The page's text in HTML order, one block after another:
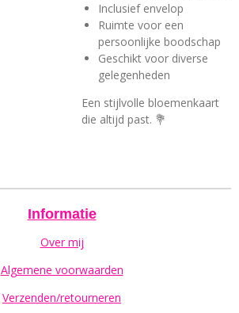
Inclusief envelop
Ruimte voor een
persoonlijke boodschap
Geschikt voor diverse
gelegenheden
Een stijlvolle bloemenkaart
die altijd past. 💐
Informatie
Over mij
Algemene voorwaarden
Verzenden/retourneren